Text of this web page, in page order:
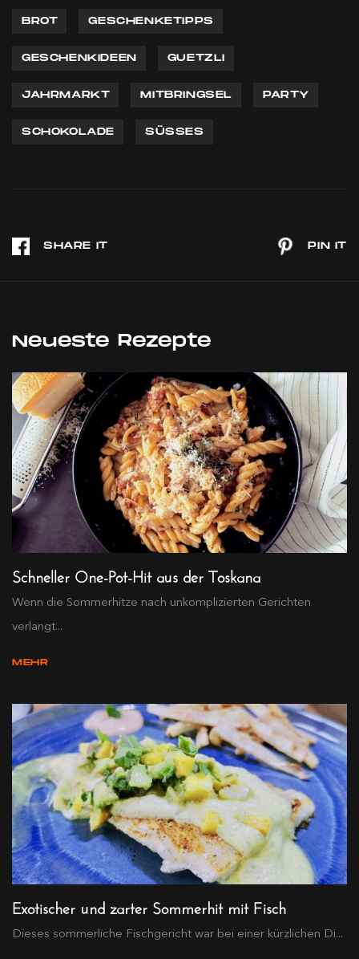
BROT GESCHENKETIPPS
GESCHENKIDEEN GUETZLI
JAHRMARKT MITBRINGSEL PARTY
SCHOKOLADE SÜSSES
Neueste Rezepte
Schneller One-Pot-Hit aus der Toskana
Wenn die Sommerhitze nach unkomplizierten Gerichten
verlangt...
MEHR
Exotischer und zarter Sommerhit mit Fisch
Dieses sommerliche Fischgericht war bei einer kürzlichen Di...